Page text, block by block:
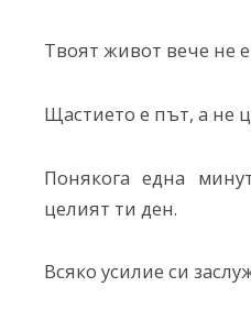
Твоят живот вече не
Щастието е път, а не
Понякога една
целият ти ден.
Всяко усилие си